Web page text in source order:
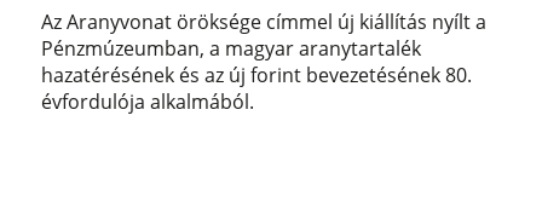
Az Aranyvonat öröksége címmel új kiállítás nyílt a
Pénzmúzeumban, a magyar aranytartalék
hazatérésének és az új forint bevezetésének 80.
évfordulója alkalmából.